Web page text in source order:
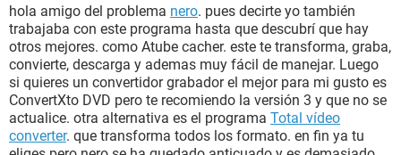
hola amigo del problema nero. pues decirte yo también
trabajaba con este programa hasta que descubrí que hay
otros mejores. como Atube cacher. este te transforma, graba,
convierte, descarga y ademas muy fácil de manejar. Luego
si quieres un convertidor grabador el mejor para mi gusto es
ConvertXto DVD pero te recomiendo la versión 3 y que no se
actualice. otra alternativa es el programa Total vídeo
converter. que transforma todos los formato. en fin ya tu